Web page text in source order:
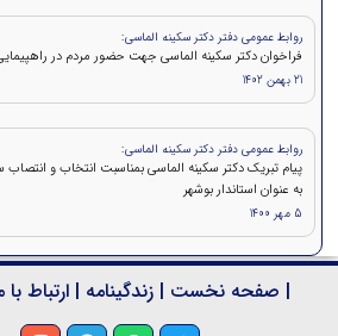
روابط عمومی دفتر دکتر سکینه الماسی:
فراخوان دکتر سکینه الماسی جهت حضور مردم در راهپیمایی ۲۲ بهمن
21 بهمن 1402
روابط عمومی دفتر دکتر سکینه الماسی:
پیام تبریک دکتر سکینه الماسی بمناسبت انتخاب و
به عنوان استاندار بوشهر
5 مهر 1400
| صفحه نخست | زندگینامه | ارتباط با